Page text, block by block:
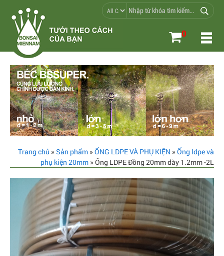
0
Trang chủ » Sản phẩm » ỐNG LDPE VÀ PHỤ KIỆN » Ống ldpe và
phụ kiện 20mm » Ống LDPE Đồng 20mm dày 1.2mm -2L